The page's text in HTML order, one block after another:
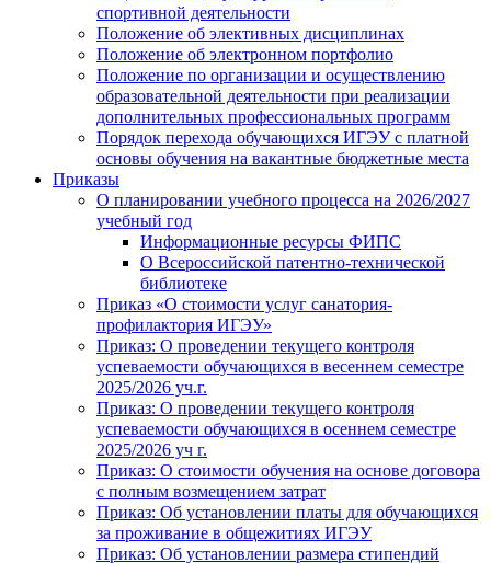
спортивной деятельности
Положение об элективных дисциплинах
Положение об электронном портфолио
Положение по организации и осуществлению
образовательной деятельности при реализации
дополнительных профессиональных программ
Порядок перехода обучающихся ИГЭУ с платной
основы обучения на вакантные бюджетные места
Приказы
О планировании учебного процесса на 2026/2027
учебный год
Информационные ресурсы ФИПС
О Всероссийской патентно-технической
библиотеке
Приказ «О стоимости услуг санатория-
профилактория ИГЭУ»
Приказ: О проведении текущего контроля
успеваемости обучающихся в весеннем семестре
2025/2026 уч.г.
Приказ: О проведении текущего контроля
успеваемости обучающихся в осеннем семестре
2025/2026 уч г.
Приказ: О стоимости обучения на основе договора
с полным возмещением затрат
Приказ: Об установлении платы для обучающихся
за проживание в общежитиях ИГЭУ
Приказ: Об установлении размера стипендий